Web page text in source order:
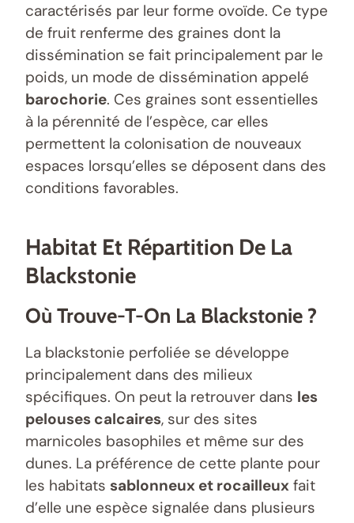
caractérisés par leur forme ovoïde. Ce type
de fruit renferme des graines dont la
dissémination se fait principalement par le
poids, un mode de dissémination appelé
barochorie. Ces graines sont essentielles
à la pérennité de l’espèce, car elles
permettent la colonisation de nouveaux
espaces lorsqu’elles se déposent dans des
conditions favorables.
Habitat Et Répartition De La
Blackstonie
Où Trouve-T-On La Blackstonie ?
La blackstonie perfoliée se développe
principalement dans des milieux
spécifiques. On peut la retrouver dans les
pelouses calcaires, sur des sites
marnicoles basophiles et même sur des
dunes. La préférence de cette plante pour
les habitats sablonneux et rocailleux fait
d’elle une espèce signalée dans plusieurs